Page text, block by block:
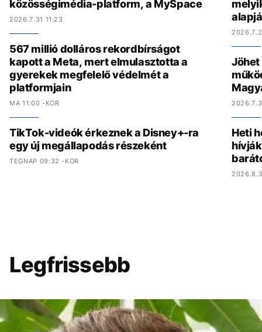
közösségimédia-platform, a MySpace
2026.7.31 11:23
567 millió dolláros rekordbírságot
kapott a Meta, mert elmulasztotta a
gyerekek megfelelő védelmét a
platformjain
MA 11:00 -KOR
TikTok-videók érkeznek a Disney+-ra
egy új megállapodás részeként
TEGNAP 09:32 -KOR
Jöhet
Heti
Legfrissebb